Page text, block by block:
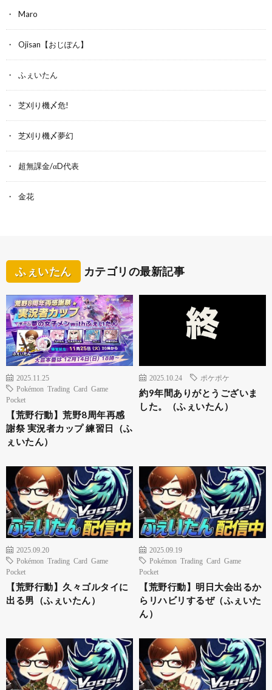
Maro
Ojisan【おじぽん】
ふぇいたん
芝刈り機〆危!
芝刈り機〆夢幻
超無課金/αD代表
金花
ふぇいたん カテゴリの最新記事
2025.11.25
Pokémon Trading Card Game
Pocket
【荒野行動】荒野8周年再感
謝祭 実況者カップ 練習日（ふ
ぇいたん）
2025.10.24 ポケポケ
約9年間ありがとうございま
した。（ふぇいたん）
2025.09.20
Pokémon Trading Card Game
Pocket
【荒野行動】久々ゴルタイに
出る男（ふぇいたん）
2025.09.19
Pokémon Trading Card Game
Pocket
【荒野行動】明日大会出るか
らリハビリするぜ（ふぇいた
ん）